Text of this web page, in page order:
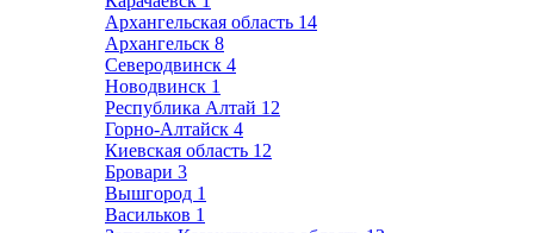
Архангельская область 14
Архангельск 8
Северодвинск 4
Новодвинск 1
Республика Алтай 12
Горно-Алтайск 4
Киевская область 12
Бровари 3
Вышгород 1
Васильков 1